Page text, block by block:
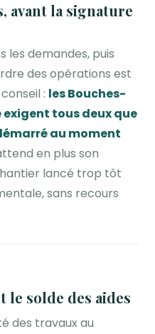
avant la signature
les demandes, puis
des opérations est
: les Bouches-
tous deux que
au moment
en plus son
lancé trop tôt
sans recours
le solde des aides
des travaux au